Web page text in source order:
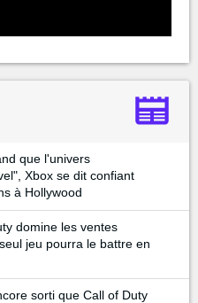
que l'univers
Xbox se dit confiant
à Hollywood
domine les ventes
jeu pourra le battre en
sorti que Call of Duty